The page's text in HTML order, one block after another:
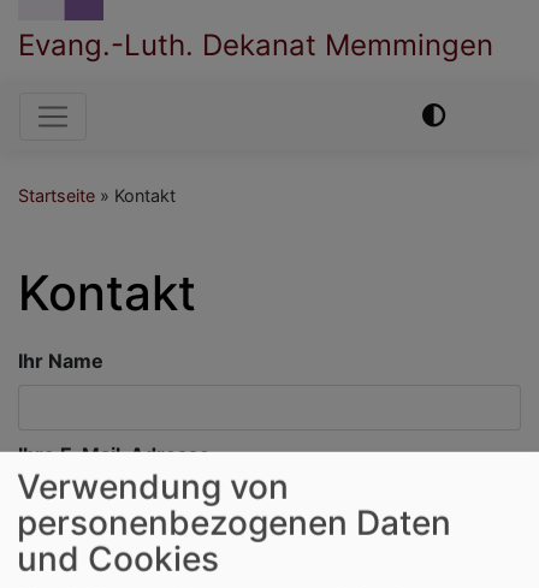
Evang.-Luth. Dekanat Memmingen
Hauptnavigation
Startseite Kontakt
Kontakt
Ihr Name
Ihre E-Mail-Adresse
Betreff
Verwendung von
personenbezogenen Daten
und Cookies